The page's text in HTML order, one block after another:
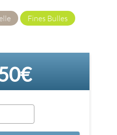
Fines Bulles